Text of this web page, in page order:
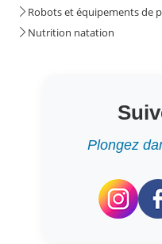
Robots et équipements de
Nutrition natation
Plongez